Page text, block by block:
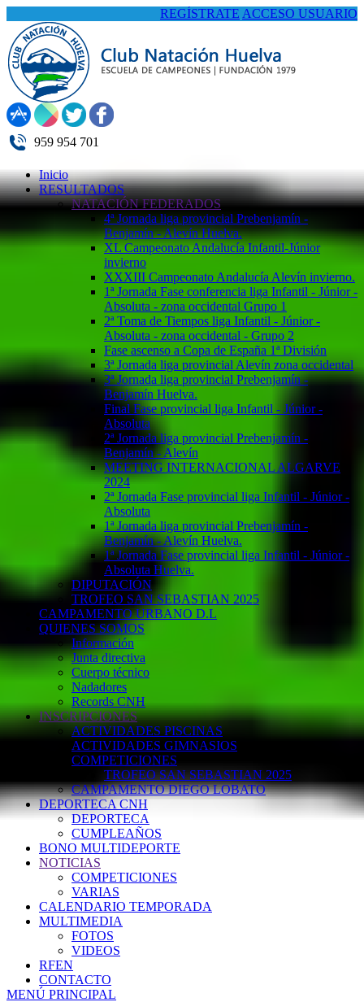
REGÍSTRATE ACCESO USUARIO
959 954 701
Inicio
RESULTADOS
NATACIÓN FEDERADOS
4ª Jornada liga provincial Prebenjamín -
Benjamín - Alevín Huelva.
XL Campeonato Andalucía Infantil-Júnior
invierno
XXXIII Campeonato Andalucía Alevín invierno.
1ª Jornada Fase conferencia liga Infantil - Júnior -
Absoluta - zona occidental Grupo 1
2ª Toma de Tiempos liga Infantil - Júnior -
Absoluta - zona occidental - Grupo 2
Fase ascenso a Copa de España 1ª División
3ª Jornada liga provincial Alevín zona occidental
3ª Jornada liga provincial Prebenjamín -
Benjamín Huelva.
Final Fase provincial liga Infantil - Júnior -
Absoluta
2ª Jornada liga provincial Prebenjamín -
Benjamín - Alevín
MEETING INTERNACIONAL ALGARVE
2024
2ª Jornada Fase provincial liga Infantil - Júnior -
Absoluta
1ª Jornada liga provincial Prebenjamín -
Benjamín - Alevín Huelva.
1ª Jornada Fase provincial liga Infantil - Júnior -
Absoluta Huelva.
DIPUTACIÓN
TROFEO SAN SEBASTIAN 2025
CAMPAMENTO URBANO D.L
QUIENES SOMOS
Información
Junta directiva
Cuerpo técnico
Nadadores
Records CNH
INSCRIPCIONES
ACTIVIDADES PISCINAS
ACTIVIDADES GIMNASIOS
COMPETICIONES
TROFEO SAN SEBASTIAN 2025
CAMPAMENTO DIEGO LOBATO
DEPORTECA CNH
DEPORTECA
CUMPLEAÑOS
BONO MULTIDEPORTE
NOTICIAS
COMPETICIONES
VARIAS
CALENDARIO TEMPORADA
MULTIMEDIA
FOTOS
VIDEOS
RFEN
CONTACTO
MENÚ PRINCIPAL